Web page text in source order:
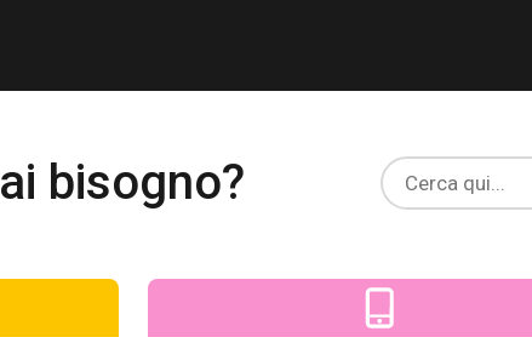
bisogno?